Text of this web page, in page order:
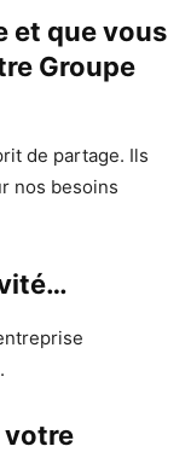
et que vous
Groupe
de partage. Ils
nos besoins
votre